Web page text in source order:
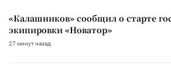
«Калашников» сообщил о старте
экипировки «Новатор»
27 минут назад